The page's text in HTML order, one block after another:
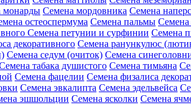
монарды Семена мордовника Семена
остеоспермума Семена пальмы
Семена петунии и сурфинии Семена
декоративного Семена ранункулюс
Семена седум (очиток) Семена
табака душистого Семена тимьяна
Семена фацелии Семена физалиса
Семена эвкалипта Семена эдельвейса
эшшольции Семена ясколки Семена